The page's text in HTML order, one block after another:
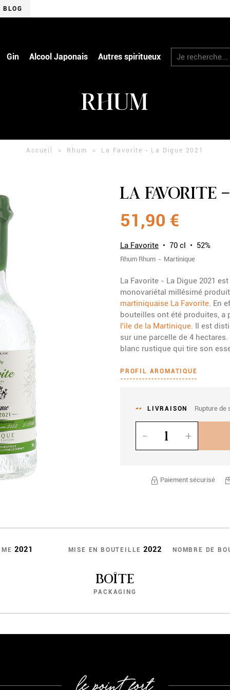
BLOG
Gin Alcool Japonais Autres spiritueux
RHUM
Accueil Rhum La Favorite - La Digue 2021
LA FAVORITE
51,90 €
La Favorite 70 cl 52%
Rhum Rhum Martinique
La Favorite - La Digue 2021
monovariétal millésimé
martiniquaise La Favorite. En
bouteilles ont été produites,
l'ile de la Martinique. Il est
sur une parcelle de 4
blanc rustique qui tire son
PROFIL AROMATIQUE
LIVRAISON Rupture de
Paiement sécurisé
2021 MISE EN BOUTEILLE 2022 NOMBRE DE
BOÎTE
PACKAGING